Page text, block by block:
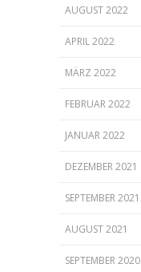
AUGUST 2022
APRIL 2022
MÄRZ 2022
FEBRUAR 2022
JANUAR 2022
DEZEMBER 2021
SEPTEMBER 2021
AUGUST 2021
SEPTEMBER 2020